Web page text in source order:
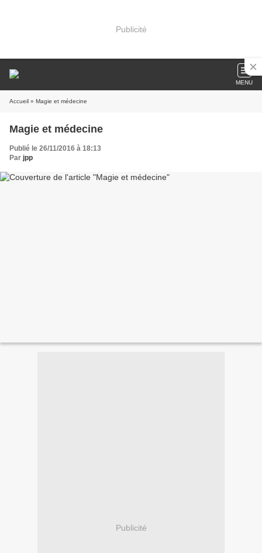
Publicité
MENU
Accueil » Magie et médecine
Magie et médecine
Publié le 26/11/2016 à 18:13
Par jpp
Publicité